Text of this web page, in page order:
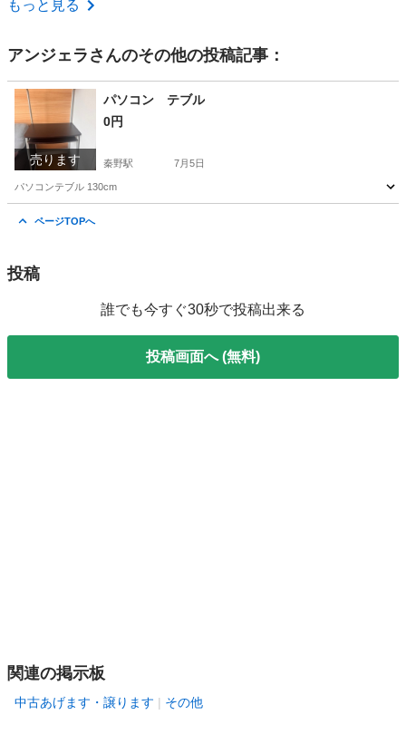
もっと見る
アンジェラ さんのその他の投稿記事：
売ります
パソコン テブル
0円
秦野駅 7月5日
パソコンテブル 130cm
ページTOPへ
投稿
誰でも今すぐ30秒で投稿出来る
投稿画面へ (無料)
関連の掲示板
中古あげます・譲ります その他